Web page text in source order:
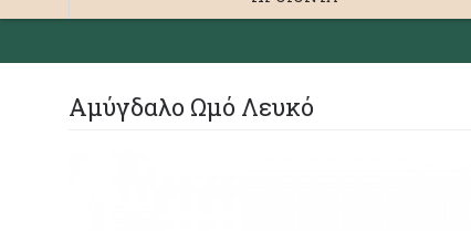
Αμύγδαλο Ωμό Λευκό